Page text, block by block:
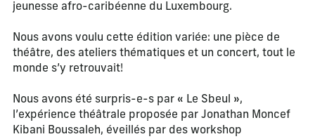
jeunesse afro-caribéenne du Luxembourg.
Nous avons voulu cette édition variée: une pièce de
théâtre, des ateliers thématiques et un concert, tout le
monde s’y retrouvait!
Nous avons été surpris-e-s par « Le Sbeul »,
l’expérience théâtrale proposée par Jonathan Moncef
Kibani Boussaleh, éveillés par des workshop